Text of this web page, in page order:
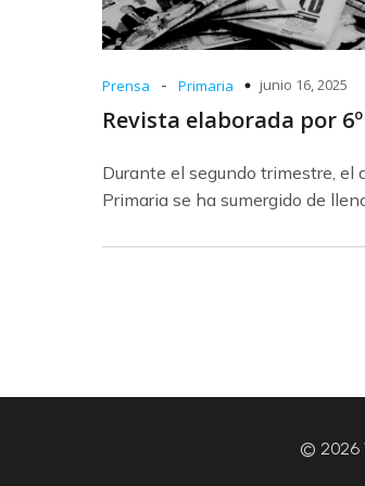
Prensa - Primaria junio 16, 2025
Revista elaborada por
Durante el segundo trimestre, el
Primaria se ha sumergido de
© 2026